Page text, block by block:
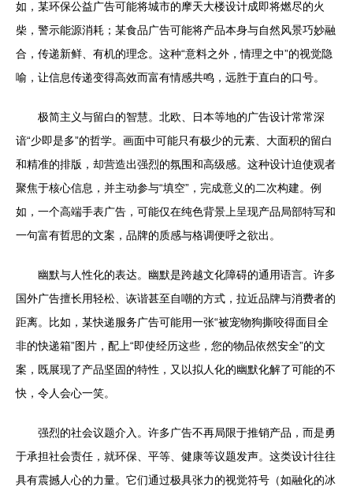
如，某环保公益广告可能将城市的摩天大楼设计成即将燃尽的火
柴，警示能源消耗；某食品广告可能将产品本身与自然风景巧妙融
合，传递新鲜、有机的理念。这种“意料之外，情理之中”的视觉隐
喻，让信息传递变得高效而富有情感共鸣，远胜于直白的口号。
极简主义与留白的智慧。北欧、日本等地的广告设计常常深
谙“少即是多”的哲学。画面中可能只有极少的元素、大面积的留白
和精准的排版，却营造出强烈的氛围和高级感。这种设计迫使观者
聚焦于核心信息，并主动参与“填空”，完成意义的二次构建。例
如，一个高端手表广告，可能仅在纯色背景上呈现产品局部特写和
一句富有哲思的文案，品牌的质感与格调便呼之欲出。
幽默与人性化的表达。幽默是跨越文化障碍的通用语言。许多
国外广告擅长用轻松、诙谐甚至自嘲的方式，拉近品牌与消费者的
距离。比如，某快递服务广告可能用一张“被宠物狗撕咬得面目全
非的快递箱”图片，配上“即使经历这些，您的物品依然安全”的文
案，既展现了产品坚固的特性，又以拟人化的幽默化解了可能的不
快，令人会心一笑。
强烈的社会议题介入。许多广告不再局限于推销产品，而是勇
于承担社会责任，就环保、平等、健康等议题发声。这类设计往往
具有震撼人心的力量。它们通过极具张力的视觉符号（如融化的冰